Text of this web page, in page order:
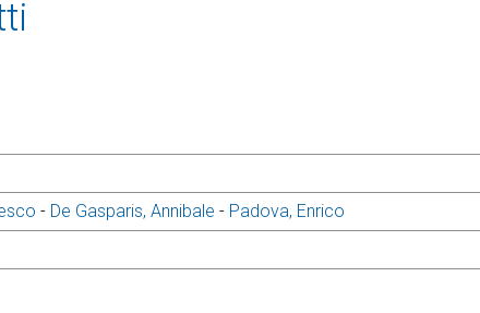
- De Gasparis, Annibale - Padova, Enrico